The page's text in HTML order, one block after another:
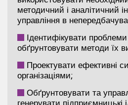
методичний і аналітичний
управління в
Ідентифікувати проблеми
обґрунтовувати методи їх
Проектувати ефективні
організаціями;
Обґрунтовувати та